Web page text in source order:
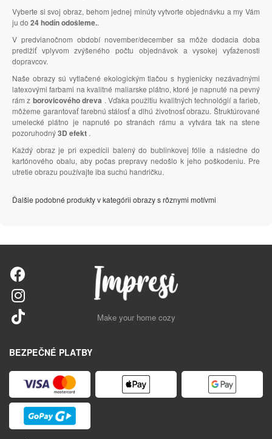
Vyberte si svoj obraz, behom jednej minúty vytvorte objednávku a my Vám
ju do 24 hodín odošleme..
V predvianočnom období november/december sa môže dodacia doba
predlžiť vplyvom zvýšeného počtu objednávok a vysokej vyťaženosti
dopravcov.
Naše obrazy sú vytlačené ekologickým tlačou s hygienicky nezávadnými
latexovými farbami na kvalitné maliarske plátno, ktoré je napnuté na pevný
rám z borovicového dreva . Vďaka použitiu kvalitných technológií a farieb,
môžeme garantovať farebnú stálosť a dlhú životnosť obrazu. Štruktúrované
umelecké plátno je napnuté po stranách rámu a vytvára tak na stene
pozoruhodný3D efekt .
Každý obraz je pri expedícii balený do bublinkovej fólie a následne do
kartónového obalu, aby počas prepravy nedošlo k jeho poškodeniu. Pre
utretie obrazu používajte iba suchú handričku.
Ďalšie podobné produkty v kategórii obrazy s rôznymi motívmi
Make your home cozy
BEZPEČNÉ PLATBY